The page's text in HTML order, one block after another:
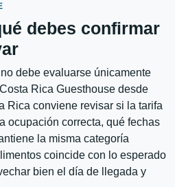
debes confirmar
debe evaluarse únicamente
Rica Guesthouse desde
Rica conviene revisar si la tarifa
ocupación correcta, qué fechas
la misma categoría
coincide con lo esperado
bien el día de llegada y